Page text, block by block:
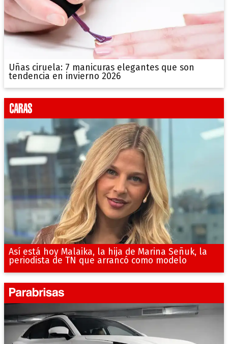
Uñas ciruela: 7 manicuras elegantes que son
tendencia en invierno 2026
Así está hoy Malaika, la hija de Marina Señuk, la
periodista de TN que arrancó como modelo